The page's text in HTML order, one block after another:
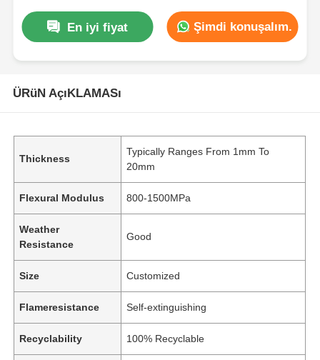
En iyi fiyat Şimdi konuşalım.
ÜRüN AçıKLAMASı
Thickness
Typically Ranges From 1mm To
20mm
Flexural Modulus 800-1500MPa
Weather
Resistance
Good
Size Customized
Flameresistance Self-extinguishing
Recyclability 100% Recyclable